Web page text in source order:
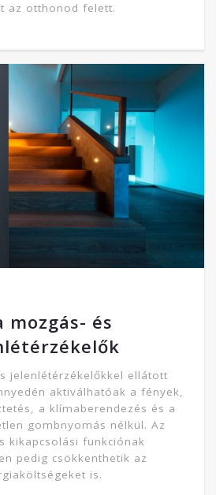
az otthonod felett.
mozgás- és
jelenlétérzékelőkkel ellátott
aktiválhatóak a fények,
a klímaberendezés és a
gombnyomás nélkül. Az
kikapcsolási funkciónak
pedig csökkenthetik az
is.